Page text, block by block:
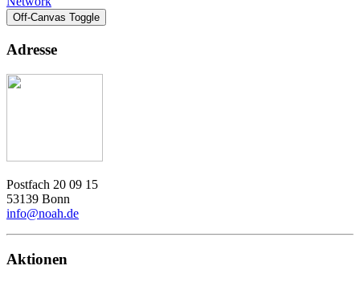
Off-Canvas Toggle
Adresse
Postfach 20 09 15
53139 Bonn
info@noah.de
Aktionen